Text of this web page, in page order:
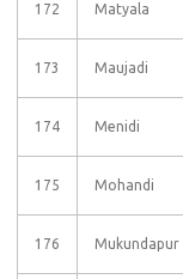
172 Matyala
173 Maujadi
174 Menidi
175 Mohandi
176 Mukundapur